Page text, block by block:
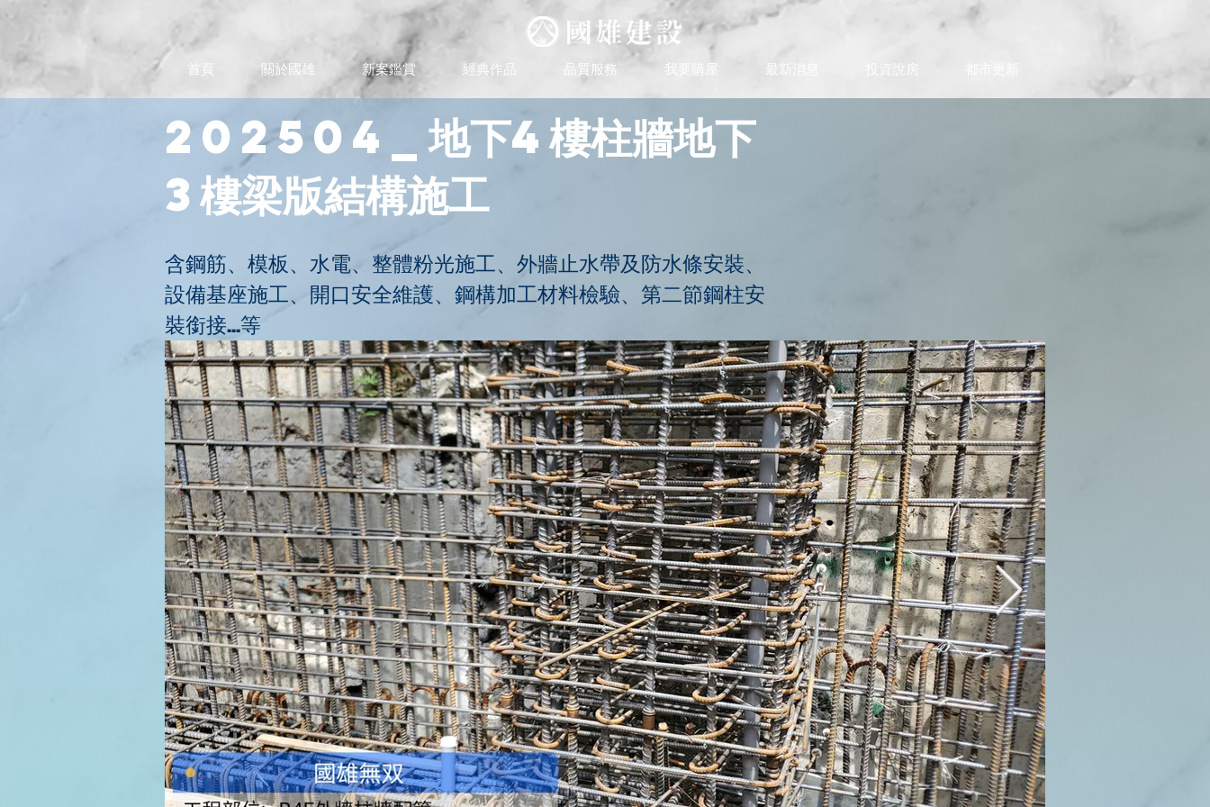
首頁 關於國雄 新案鑑賞 經典作品 品質服務 我要購屋 最新消息 投資說房
202504_地下4樓柱牆地下
3樓梁版結構施工
含鋼筋、模板、水電、整體粉光施工、外牆止水帶及防水條安裝、
設備基座施工、開口安全維護、鋼構加工材料檢驗、第二節鋼柱安
裝銜接...等